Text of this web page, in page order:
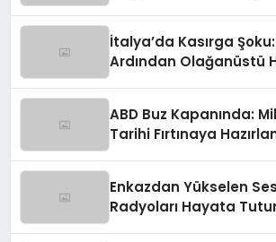
İtalya’da Kasırga
Ardından Olağanüstü
ABD Buz Kapanında:
Tarihi Fırtınaya
Enkazdan Yükselen
Radyoları Hayata